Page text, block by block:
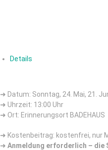
Details
➜ Datum: Sonntag, 24. Mai, 21.
➜ Uhrzeit: 13:00 Uhr
➜ Ort: Erinnerungsort BADEHAUS
➜ Kostenbeitrag: kostenfrei, nur
➜ Anmeldung erforderlich – die